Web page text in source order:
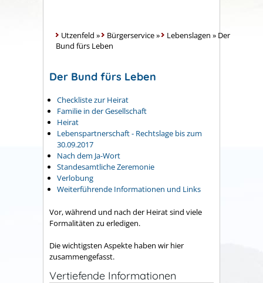
Utzenfeld » Bürgerservice» Lebenslagen » Der
Bund fürs Leben
Der Bund fürs Leben
Checkliste zur Heirat
Familie in der Gesellschaft
Heirat
Lebenspartnerschaft - Rechtslage bis zum
30.09.2017
Nach dem Ja-Wort
Standesamtliche Zeremonie
Verlobung
Weiterführende Informationen und Links
Vor, während und nach der Heirat sind viele
Formalitäten zu erledigen.
Die wichtigsten Aspekte haben wir hier
zusammengefasst.
Vertiefende Informationen